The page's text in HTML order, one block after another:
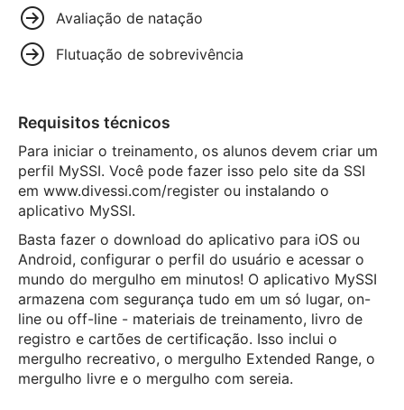
Avaliação de natação
Flutuação de sobrevivência
Requisitos técnicos
Para iniciar o treinamento, os alunos devem criar um
perfil MySSI. Você pode fazer isso pelo site da SSI
em www.divessi.com/register ou instalando o
aplicativo MySSI.
Basta fazer o download do aplicativo para iOS ou
Android, configurar o perfil do usuário e acessar o
mundo do mergulho em minutos! O aplicativo MySSI
armazena com segurança tudo em um só lugar, on-
line ou off-line - materiais de treinamento, livro de
registro e cartões de certificação. Isso inclui o
mergulho recreativo, o mergulho Extended Range, o
mergulho livre e o mergulho com sereia.